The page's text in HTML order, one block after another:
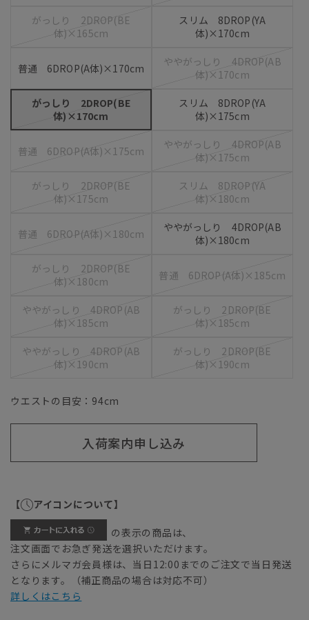
がっしり 2DROP(BE
体)×165cm
スリム 8DROP(YA
体)×170cm
普通 6DROP(A体)×170cm
ややがっしり 4DROP(AB
体)×170cm
がっしり 2DROP(BE
体)×170cm
スリム 8DROP(YA
体)×175cm
普通 6DROP(A体)×175cm
ややがっしり 4DROP(AB
体)×175cm
がっしり 2DROP(BE
体)×175cm
スリム 8DROP(YA
体)×180cm
普通 6DROP(A体)×180cm
ややがっしり 4DROP(AB
体)×180cm
がっしり 2DROP(BE
体)×180cm
普通 6DROP(A体)×185cm
ややがっしり 4DROP(AB
体)×185cm
がっしり 2DROP(BE
体)×185cm
ややがっしり 4DROP(AB
体)×190cm
がっしり 2DROP(BE
体)×190cm
ウエストの目安： 94cm
入荷案内申し込み
【 アイコンについて】
の表示の商品は、
注文画面でお急ぎ発送を選択いただけます。
さらにメルマガ会員様は、当日12:00までのご注文で当日発送
となります。（補正商品の場合は対応不可）
詳しくはこちら